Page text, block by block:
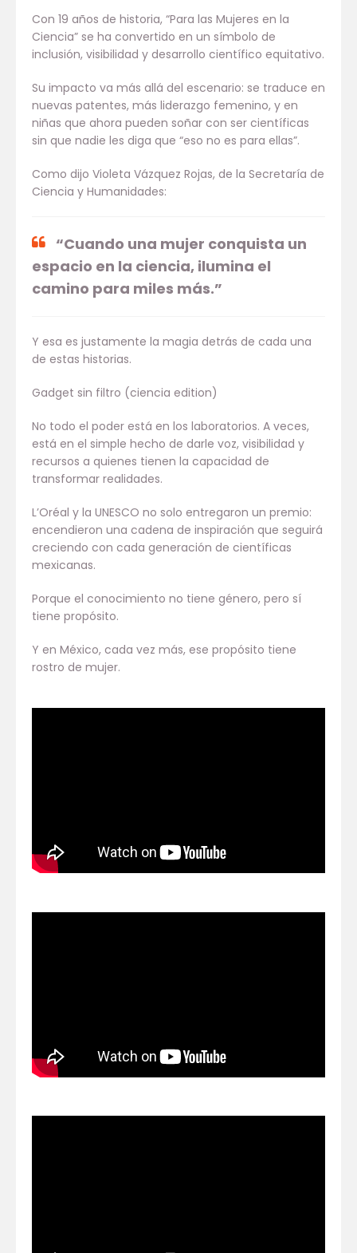
Con 19 años de historia, “Para las Mujeres en la
Ciencia” se ha convertido en un símbolo de
inclusión, visibilidad y desarrollo científico equitativo.
Su impacto va más allá del escenario: se traduce en
nuevas patentes, más liderazgo femenino, y en
niñas que ahora pueden soñar con ser científicas
sin que nadie les diga que “eso no es para ellas”.
Como dijo Violeta Vázquez Rojas, de la Secretaría de
Ciencia y Humanidades:
“Cuando una mujer conquista un
espacio en la ciencia, ilumina el
camino para miles más.”
Y esa es justamente la magia detrás de cada una
de estas historias.
Gadget sin filtro (ciencia edition)
No todo el poder está en los laboratorios. A veces,
está en el simple hecho de darle voz, visibilidad y
recursos a quienes tienen la capacidad de
transformar realidades.
L’Oréal y la UNESCO no solo entregaron un premio:
encendieron una cadena de inspiración que seguirá
creciendo con cada generación de científicas
mexicanas.
Porque el conocimiento no tiene género, pero sí
tiene propósito.
Y en México, cada vez más, ese propósito tiene
rostro de mujer.